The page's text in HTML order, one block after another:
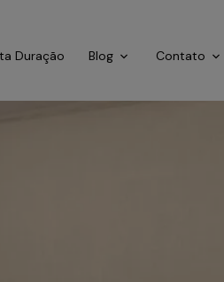
Duração Blog Contato